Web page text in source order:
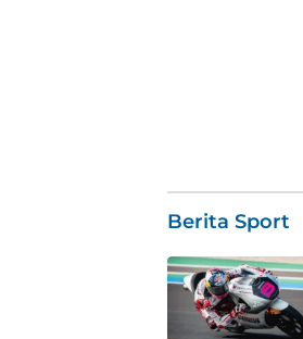
Berita Sport